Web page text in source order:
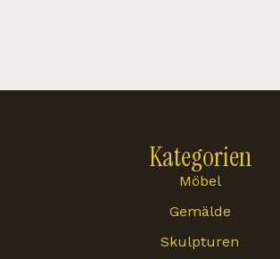
Kategorien
Möbel
Gemälde
Skulpturen